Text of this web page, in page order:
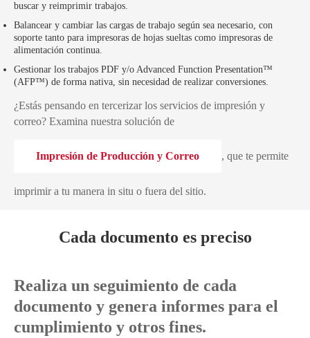
buscar y reimprimir trabajos.
Balancear y cambiar las cargas de trabajo según sea necesario, con
soporte tanto para impresoras de hojas sueltas como impresoras de
alimentación continua.
Gestionar los trabajos PDF y/o Advanced Function Presentation™
(AFP™) de forma nativa, sin necesidad de realizar conversiones.
¿Estás pensando en tercerizar los servicios de impresión y
correo? Examina nuestra solución de
Impresión de Producción y Correo , que te permite
imprimir a tu manera in situ o fuera del sitio.
Cada documento es preciso
Realiza un seguimiento de cada
documento y genera informes para el
cumplimiento y otros fines.